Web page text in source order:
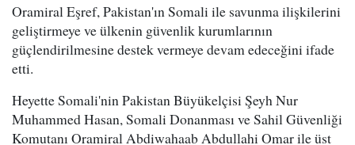
Oramiral Eşref, Pakistan'ın Somali ile savunma ilişkilerini
geliştirmeye ve ülkenin güvenlik kurumlarının
güçlendirilmesine destek vermeye devam edeceğini ifade
etti.
Heyette Somali'nin Pakistan Büyükelçisi Şeyh Nur
Muhammed Hasan, Somali Donanması ve Sahil Güvenliği
Komutanı Oramiral Abdiwahaab Abdullahi Omar ile üst